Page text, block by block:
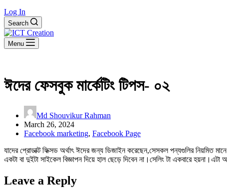
Log In
Search
Menu
ঈদের ফেসবুক মার্কেটিং টিপস- ০২
Md Shouvikur Rahman
March 26, 2024
Facebook marketing, Facebook Page
যাদের প্রোডাক্ট ফিক্সড অর্থাৎ ঈদের জন্য ডিজাইন করেছেন,সেসকল পন্যগুলির নিয়মিত মানে
একটা বা দুইটা সাইকেল বিজ্ঞাপন দিয়ে হাল ছেড়ে দিবেন না।সেলিং টা একবারে
Leave a Reply